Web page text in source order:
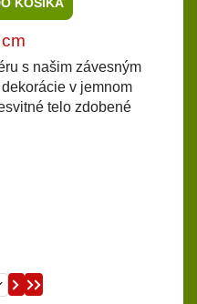
s našim závesným
v jemnom
telo zdobené